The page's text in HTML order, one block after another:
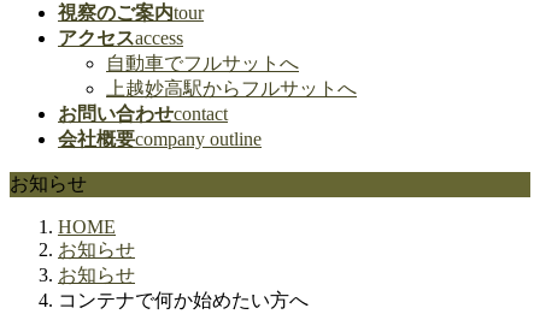
視察のご案内tour
アクセスaccess
自動車でフルサットへ
上越妙高駅からフルサットへ
お問い合わせcontact
会社概要company outline
お知らせ
HOME
お知らせ
お知らせ
コンテナで何か始めたい方へ